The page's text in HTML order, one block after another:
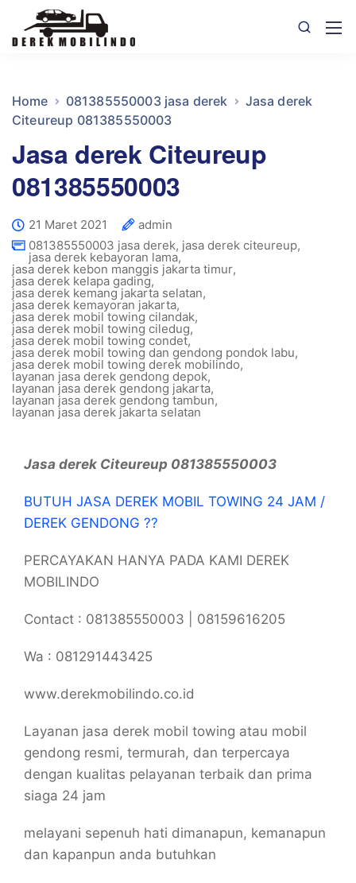
Home 081385550003 jasa derek
Jasa derek
Citeureup 081385550003
Jasa derek Citeureup
081385550003
21 Maret 2021
admin
081385550003 jasa derek, jasa derek citeureup,
jasa derek kebayoran lama,
jasa derek kebon manggis jakarta timur,
jasa derek kelapa gading,
jasa derek kemang jakarta selatan,
jasa derek kemayoran jakarta,
jasa derek mobil towing cilandak,
jasa derek mobil towing ciledug,
jasa derek mobil towing condet,
jasa derek mobil towing dan gendong pondok labu,
jasa derek mobil towing derek mobilindo,
layanan jasa derek gendong depok,
layanan jasa derek gendong jakarta,
layanan jasa derek gendong tambun,
layanan jasa derek jakarta selatan
Jasa derek Citeureup 081385550003
BUTUH JASA DEREK MOBIL TOWING 24 JAM /
DEREK GENDONG ??
PERCAYAKAN HANYA PADA KAMI DEREK
MOBILINDO
Contact : 081385550003 | 08159616205
Wa : 081291443425
www.derekmobilindo.co.id
Layanan jasa derek mobil towing atau mobil
gendong resmi, termurah, dan terpercaya
dengan kualitas pelayanan terbaik dan prima
siaga 24 jam
melayani sepenuh hati dimanapun, kemanapun
dan kapanpun anda butuhkan